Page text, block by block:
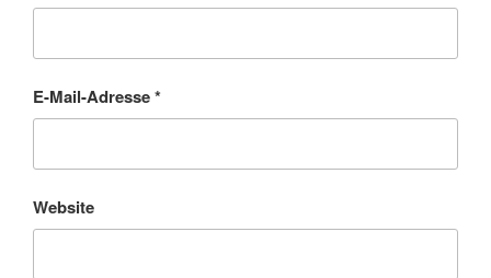
E-Mail-Adresse*
Website